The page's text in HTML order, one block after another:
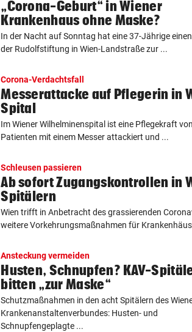
„Corona-Geburt“ in Wiener
Krankenhaus ohne Maske?
In der Nacht auf Sonntag hat eine 37-Jährige
der Rudolfstiftung in Wien-Landstraße zur ...
Corona-Verdachtsfall
Messerattacke auf Pflegerin in
Spital
Im Wiener Wilhelminenspital ist eine Pflegekraft
Patienten mit einem Messer attackiert und ...
Schleusen passieren
Ab sofort Zugangskontrollen in
Spitälern
Wien trifft in Anbetracht des grassierenden
weitere Vorkehrungsmaßnahmen für
Ansteckung vermeiden
Husten, Schnupfen? KAV-
bitten „zur Maske“
Schutzmaßnahmen in den acht Spitälern des
Krankenanstaltenverbundes: Husten- und
Schnupfengeplagte ...